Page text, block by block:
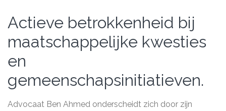
Actieve betrokkenheid bij
maatschappelijke kwesties
en
gemeenschapsinitiatieven.
Advocaat Ben Ahmed onderscheidt zich door zijn